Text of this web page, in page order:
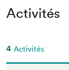
Activités
4 Activités